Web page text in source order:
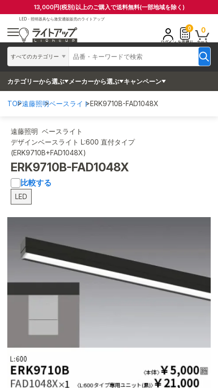
13,000円(税別)以上のご購入で送料無料(一部地域を除く)
LED・照明器具なら激安通販販売のライトアップ
すべてのカテゴリー
ログイン
0
お見積り
0
カート
カテゴリーから選ぶ メーカーから選ぶ キャンペーン
TOP遠藤照明ベースライトERK9710B-FAD1048X
遠藤照明 ベースライト
デザインベースライト L:600 直付タイプ
(ERK9710B+FAD1048X)
ERK9710B-FAD1048X
比較する
LED